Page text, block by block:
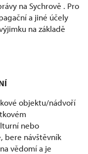
na Sychrově . Pro
a jiné účely
na základě
objektu/nádvoří
nebo
bere návštěvník
vědomí a je